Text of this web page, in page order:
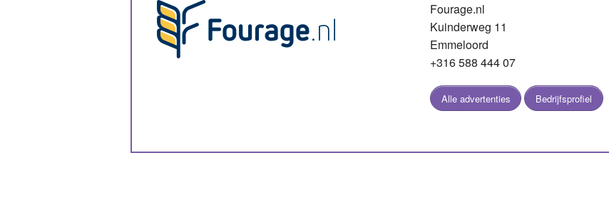
Fourage.nl
Kuinderweg 11
Emmeloord
+316 588 444 07
Alle advertenties Bedrijfsprofiel